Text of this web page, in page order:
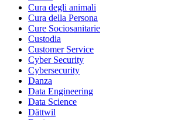
Cura degli animali
Cura della Persona
Cure Sociosanitarie
Custodia
Customer Service
Cyber Security
Cybersecurity
Danza
Data Engineering
Data Science
Dättwil